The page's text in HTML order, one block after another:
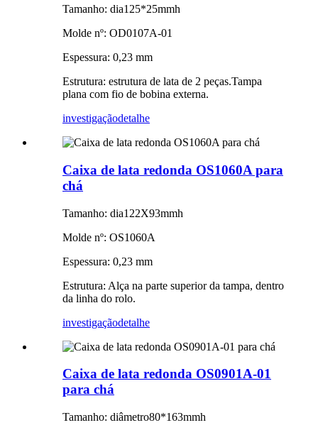
Tamanho: dia125*25mmh
Molde nº: OD0107A-01
Espessura: 0,23 mm
Estrutura: estrutura de lata de 2 peças.Tampa
plana com fio de bobina externa.
investigaçãodetalhe
Caixa de lata redonda OS1060A para
chá
Tamanho: dia122X93mmh
Molde nº: OS1060A
Espessura: 0,23 mm
Estrutura: Alça na parte superior da tampa, dentro
da linha do rolo.
investigaçãodetalhe
Caixa de lata redonda OS0901A-01
para chá
Tamanho: diâmetro80*163mmh